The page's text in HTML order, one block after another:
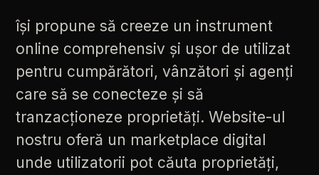
își propune să creeze un instrument
online comprehensiv și ușor de utilizat
pentru cumpărători, vânzători și agenți
care să se conecteze și să
tranzacționeze proprietăți. Website-ul
nostru oferă un marketplace digital
unde utilizatorii pot căuta proprietăți,